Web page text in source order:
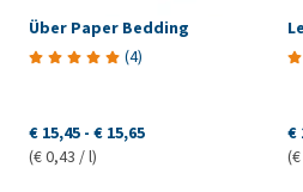
Über Paper Bedding
(4)
€ 15,45 - € 15,65
(€ 0,43 / l)
€